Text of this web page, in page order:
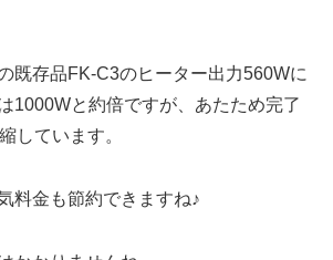
既存品FK-C3のヒーター出力560Wに
1000Wと約倍ですが、あたため完了
しています。
料金も節約できますね♪